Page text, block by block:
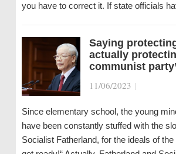
you have to correct it. If state officials
Saying
actually
communist
11/06/2023 |
Since elementary school, the young
have been constantly stuffed with the
Socialist Fatherland, for the ideals of